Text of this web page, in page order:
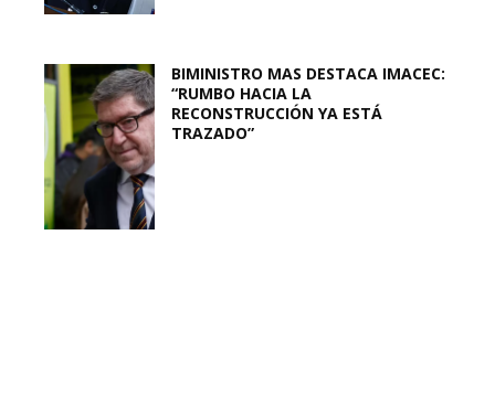
BIMINISTRO MAS DESTACA IMACEC:
“RUMBO HACIA LA
RECONSTRUCCIÓN YA ESTÁ
TRAZADO”